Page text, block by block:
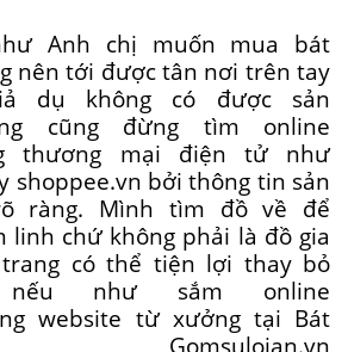
Anh chị muốn mua bát
nêntới được tân nơi trên tay
iả dụ không có được sản
cũng đừng tìm online
thương mại điện tử như
shoppee.vn bởithông tin sản
ràng. Mình tìm đồ về để
linh chứ không phải là đồ gia
cóthể tiện lợi thay bỏ
nếu như sắm online
website từ xưởng tại Bát